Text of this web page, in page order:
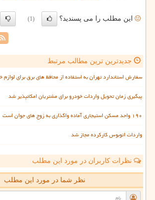
این مطلب را می پسندید؟ (1)
جدیدترین ترین مطالب مرتبط
سفارش استاندارد تهران به استفاده از محافظ های برق برای لوازم
پیگیری زمان تحویل واردات خودرو برای مشتریان امکانپذیر شد
۱۹۰ واحد مسکن استیجاری آماده واگذاری به زوج های جوان است
واردات اتوبوس کارکرده مجاز شد
نظرات کاربران در مورد این مطلب
نظر شما در مورد این مطلب